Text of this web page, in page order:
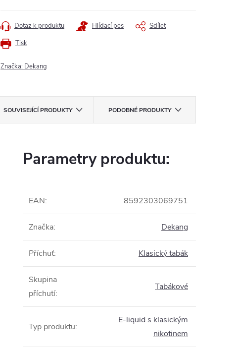
Tisk
Dotaz k produktu Hlídací pes Sdílet
Značka: Dekang
SOUVISEJÍCÍ PRODUKTY PODOBNÉ PRODUKTY
Parametry produktu:
EAN: 8592303069751
Značka: Dekang
Příchuť: Klasický tabák
Skupina
příchutí:
Tabákové
Typ produktu:
E-liquid s klasickým
nikotinem